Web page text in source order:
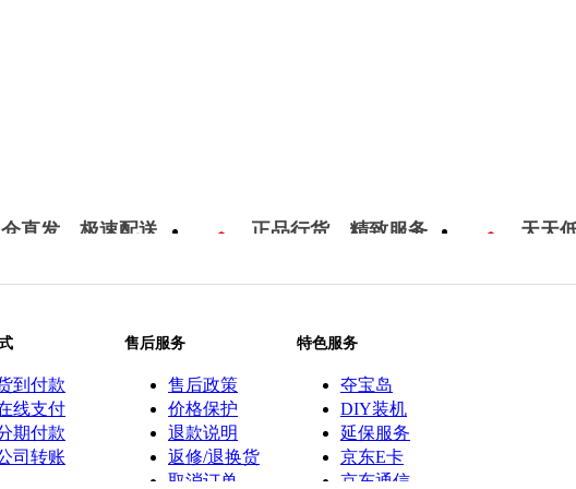
直发，极速配送 正品行货，精致服务 天天
到付款
线支付
期付款
司转账
售后服务
售后政策
价格保护
退款说明
返修/退换货
取消订单
特色服务
夺宝岛
DIY装机
延保服务
京东E卡
京东通信